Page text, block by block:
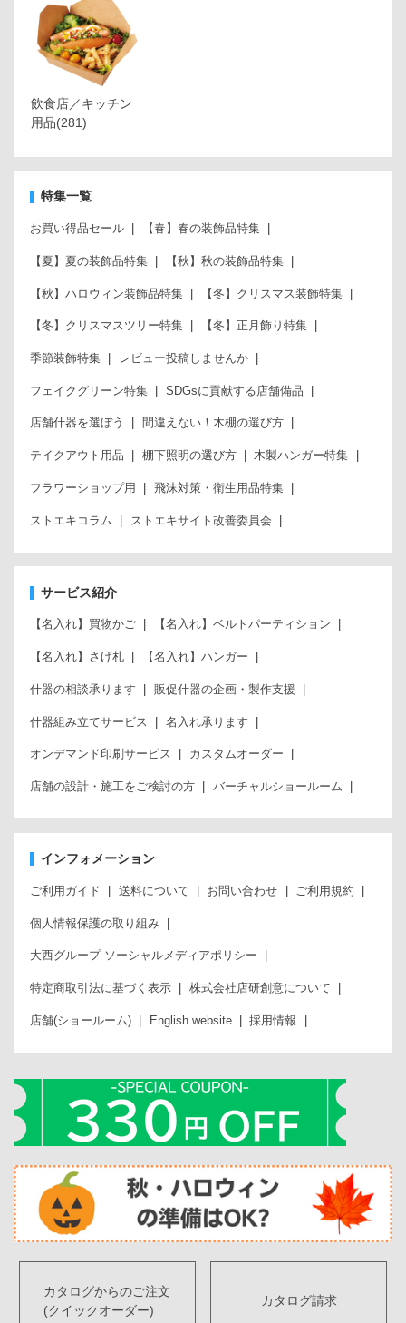
飲食店／キッチン
用品(281)
特集一覧
お買い得品セール 【春】春の装飾品特集
【夏】夏の装飾品特集 【秋】秋の装飾品特集
【秋】ハロウィン装飾品特集 【冬】クリスマス装飾特集
【冬】クリスマスツリー特集 【冬】正月飾り特集
季節装飾特集 レビュー投稿しませんか
フェイクグリーン特集 SDGsに貢献する店舗備品
店舗什器を選ぼう 間違えない！木棚の選び方
テイクアウト用品 棚下照明の選び方 木製ハンガー特集
フラワーショップ用 飛沫対策・衛生用品特集
ストエキコラム ストエキサイト改善委員会
サービス紹介
【名入れ】買物かご 【名入れ】ベルトパーティション
【名入れ】さげ札 【名入れ】ハンガー
什器の相談承ります 販促什器の企画・製作支援
什器組み立てサービス 名入れ承ります
オンデマンド印刷サービス カスタムオーダー
店舗の設計・施工をご検討の方 バーチャルショールーム
インフォメーション
ご利用ガイド 送料について お問い合わせ ご利用規約
個人情報保護の取り組み
大西グループ ソーシャルメディアポリシー
特定商取引法に基づく表示 株式会社店研創意について
店舗(ショールーム) English website 採用情報
カタログからのご注文
(クイックオーダー)
カタログ請求